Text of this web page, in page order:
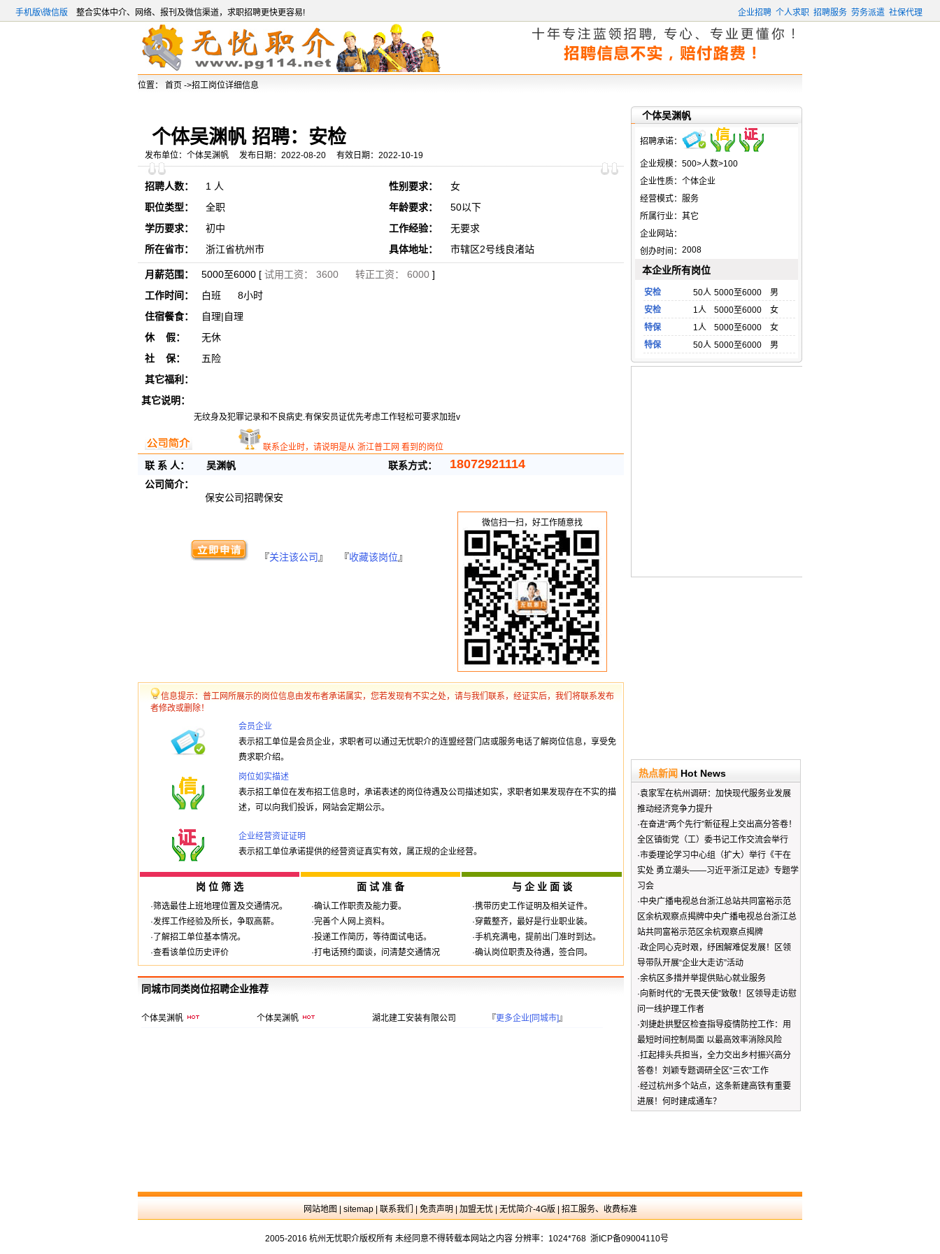
手机版\微信版 整合实体中介、网络、报刊及微信渠道，求职招聘更快更容易! 企业招聘 个人求职 招聘服务 劳务派遣 社保代理
位置： 首页 ->招工岗位详细信息
个体吴渊帆 招聘：安检
发布单位：个体吴渊帆 发布日期：2022-08-20 有效日期：2022-10-19
招聘人数： 1 人 性别要求：
女
职位类型：
全职 年龄要求：
50以下
学历要求：
初中 工作经验：
无要求
所在省市：
浙江省杭州市 具体地址： 市辖区2号线良渚站
月薪范围： 5000至6000 [ 试用工资： 3600 转正工资： 6000 ]
工作时间：
白班 8小时
住宿餐食：
自理|自理
休 假：
无休
社 保：
五险
其它福利：
其它说明：
无纹身及犯罪记录和不良病史.有保安员证优先考虑工作轻松可要求加班v
联系企业时，请说明是从 浙江普工网 看到的岗位
联 系 人： 吴渊帆 联系方式： 18072921114
公司简介：
保安公司招聘保安
『关注该公司 』 『收藏该岗位 』
微信扫一扫，好工作随意找
信息提示：普工网所展示的岗位信息由发布者承诺属实，您若发现有不实之处，请与我们联系，经证实后，我们将联系发布
者修改或删除！
会员企业
表示招工单位是会员企业，求职者可以通过无忧职介的连盟经营门店或服务电话了解岗位信息，享受免
费求职介绍。
岗位如实描述
表示招工单位在发布招工信息时，承诺表述的岗位待遇及公司描述如实，求职者如果发现存在不实的描
述，可以向我们投诉，网站会定期公示。
企业经营资证证明
表示招工单位承诺提供的经营资证真实有效，属正规的企业经营。
岗 位 筛 选 面 试 准 备 与 企 业 面 谈
·筛选最佳上班地理位置及交通情况。
·发挥工作经验及所长，争取高薪。
·了解招工单位基本情况。
·查看该单位历史评价
·确认工作职责及能力要。
·完善个人网上资料。
·投递工作简历，等待面试电话。
·打电话预约面谈，问清楚交通情况
·携带历史工作证明及相关证件。
·穿戴整齐，最好是行业职业装。
·手机充满电，提前出门准时到达。
·确认岗位职责及待遇，签合同。
同城市同类岗位招聘企业推荐
个体吴渊帆 个体吴渊帆 湖北建工安装有限公司 『 更多企业[同城市]』
个体吴渊帆
招聘承诺：
企业规模： 500>人数>100
企业性质： 个体企业
经营模式： 服务
所属行业： 其它
企业网站：
创办时间： 2008
本企业所有岗位
安检 50人 5000至6000
男
安检
1人 5000至6000
女
特保
1人 5000至6000
女
特保
50人 5000至6000 男
热点新闻 Hot News
·袁家军在杭州调研：加快现代服务业发展
推动经济竞争力提升
·在奋进“两个先行”新征程上交出高分答卷！
全区镇街党（工）委书记工作交流会举行
·市委理论学习中心组（扩大）举行《干在
实处 勇立潮头——习近平浙江足迹》专题学
习会
·中央广播电视总台浙江总站共同富裕示范
区余杭观察点揭牌中央广播电视总台浙江总
站共同富裕示范区余杭观察点揭牌
·政企同心克时艰，纾困解难促发展！区领
导带队开展“企业大走访”活动
·余杭区多措并举提供贴心就业服务
·向新时代的“无畏天使”致敬！区领导走访慰
问一线护理工作者
·刘捷赴拱墅区检查指导疫情防控工作：用
最短时间控制局面 以最高效率消除风险
·扛起排头兵担当，全力交出乡村振兴高分
答卷！刘颖专题调研全区“三农”工作
·经过杭州多个站点，这条新建高铁有重要
进展！何时建成通车？
网站地图 sitemap 联系我们 免责声明 加盟无忧| 无忧简介-4G版 招工服务、收费标准
2005-2016 杭州无忧职介版权所有 未经同意不得转载本网站之内容 分辨率：1024*768 浙ICP备09004110号